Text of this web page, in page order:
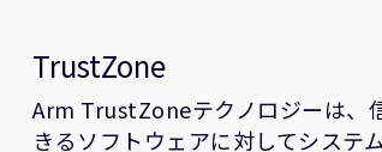
TrustZone
Arm TrustZoneテクノロジーは、
きるソフトウェアに対してシステ